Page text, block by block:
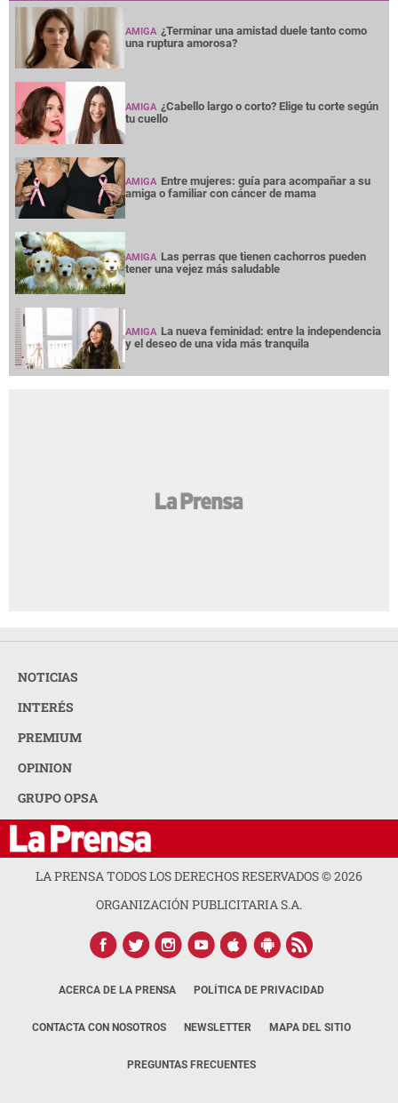
AMIGA ¿Terminar una amistad duele tanto como
una ruptura amorosa?
AMIGA ¿Cabello largo o corto? Elige tu corte según
tu cuello
AMIGA Entre mujeres: guía para acompañar a su
amiga o familiar con cáncer de mama
AMIGA Las perras que tienen cachorros pueden
tener una vejez más saludable
AMIGA La nueva feminidad: entre la independencia
y el deseo de una vida más tranquila
NOTICIAS
INTERÉS
PREMIUM
OPINION
GRUPO OPSA
LA PRENSA TODOS LOS DERECHOS RESERVADOS ©2026
ORGANIZACIÓN PUBLICITARIA S.A.
ACERCA DE LA PRENSA POLÍTICA DE PRIVACIDAD
CONTACTA CON NOSOTROS NEWSLETTER MAPA DEL SITIO
PREGUNTAS FRECUENTES